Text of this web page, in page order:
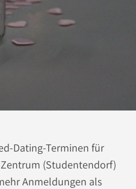
Dating-Terminen für
(Studentendorf)
Anmeldungen als